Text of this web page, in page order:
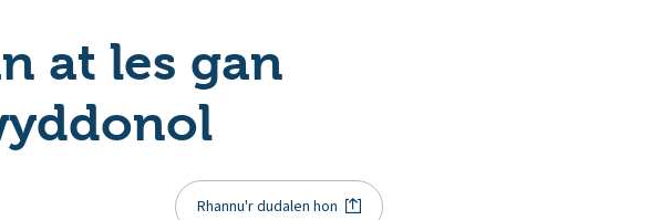
at les gan
Rhannu'r dudalen hon